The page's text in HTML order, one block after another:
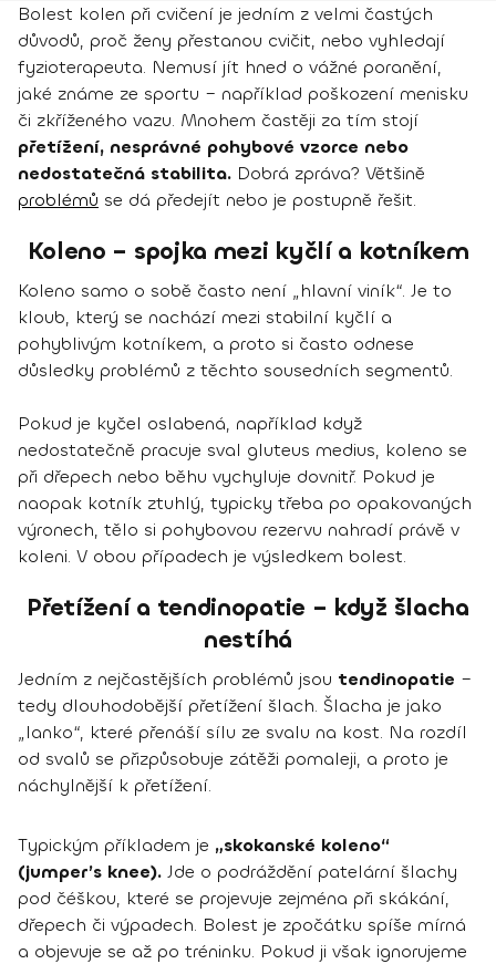
Bolest kolen při cvičení je jedním z velmi častých
důvodů, proč ženy přestanou cvičit, nebo vyhledají
fyzioterapeuta. Nemusí jít hned o vážné poranění,
jaké známe ze sportu – například poškození menisku
či zkříženého vazu. Mnohem častěji za tím stojí
přetížení, nesprávné pohybové vzorce nebo
nedostatečná stabilita. Dobrá zpráva? Většině
problémů se dá předejít nebo je postupně řešit.
Koleno – spojka mezi kyčlí a kotníkem
Koleno samo o sobě často není „hlavní viník“. Je to
kloub, který se nachází mezi stabilní kyčlí a
pohyblivým kotníkem, a proto si často odnese
důsledky problémů z těchto sousedních segmentů.
Pokud je kyčel oslabená, například když
nedostatečně pracuje sval gluteus medius, koleno se
při dřepech nebo běhu vychyluje dovnitř. Pokud je
naopak kotník ztuhlý, typicky třeba po opakovaných
výronech, tělo si pohybovou rezervu nahradí právě v
koleni. V obou případech je výsledkem bolest.
Přetížení a tendinopatie – když šlacha
nestíhá
Jedním z nejčastějších problémů jsou tendinopatie –
tedy dlouhodobější přetížení šlach. Šlacha je jako
„lanko“, které přenáší sílu ze svalu na kost. Na rozdíl
od svalů se přizpůsobuje zátěži pomaleji, a proto je
náchylnější k přetížení.
Typickým příkladem je „skokanské koleno“
(jumper’s knee). Jde o podráždění patelární šlachy
pod čéškou, které se projevuje zejména při skákání,
dřepech či výpadech. Bolest je zpočátku spíše mírná
a objevuje se až po tréninku. Pokud ji však ignorujeme